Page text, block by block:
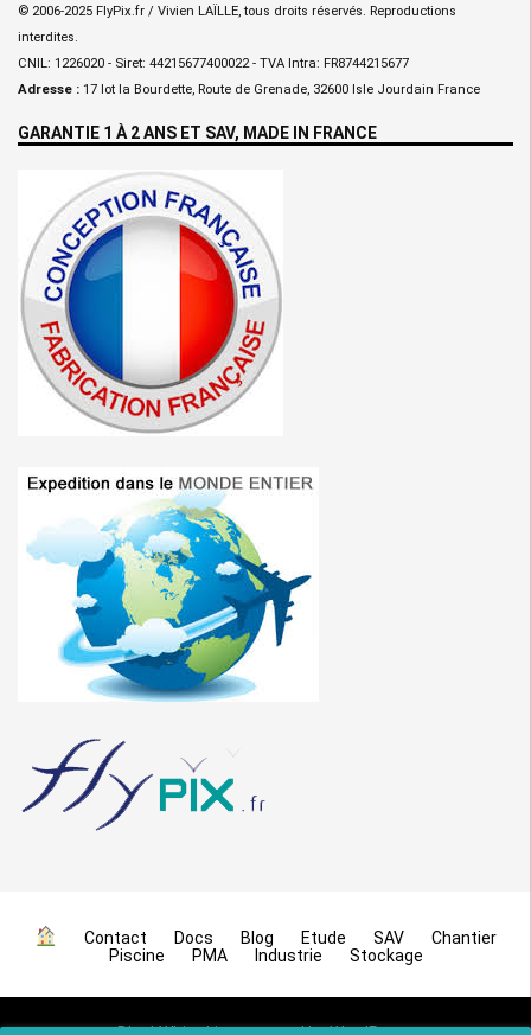
© 2006-2025 FlyPix.fr / Vivien LAÏLLE, tous droits réservés. Reproductions
interdites.
CNIL: 1226020 - Siret: 44215677400022 - TVA Intra: FR8744215677
Adresse : 17 lot la Bourdette, Route de Grenade, 32600 Isle Jourdain France
GARANTIE 1 À 2 ANS ET SAV, MADE IN FRANCE
Contact Docs Blog Etude SAV
Chantier
Piscine
PMA Industrie Stockage